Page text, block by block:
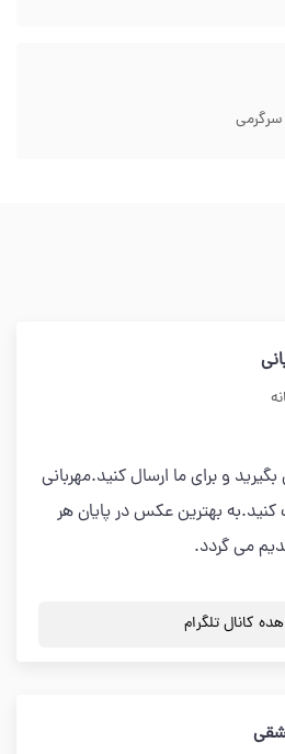
سرگرمی
و برای ما ارسال کنید.مهربانی
کنید.به بهترین عکس در پایان هر
می گردد.
کانال تلگرام